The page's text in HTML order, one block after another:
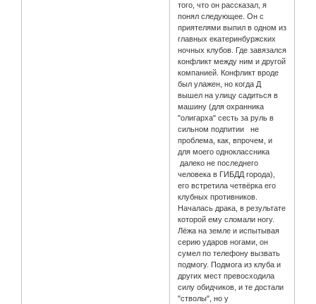
того, что он рассказал, я
понял следующее. Он с
приятелями выпил в одном из
главных екатеринбуржских
ночных клубов. Где завязался
конфликт между ним и другой
компанией. Конфликт вроде
был улажен, но когда Д
вышел на улицу садиться в
машину (для охранника
"олигарха" сесть за руль в
сильном подпитии не
проблема, как, впрочем, и
для моего одноклассника
далеко не последнего
человека в ГИБДД города),
его встретила четвёрка его
клубных противников.
Началась драка, в результате
которой ему сломали ногу.
Лёжа на земле и испытывая
серию ударов ногами, он
сумел по телефону вызвать
подмогу. Подмога из клуба и
других мест превосходила
силу обидчиков, и те достали
"стволы", но у